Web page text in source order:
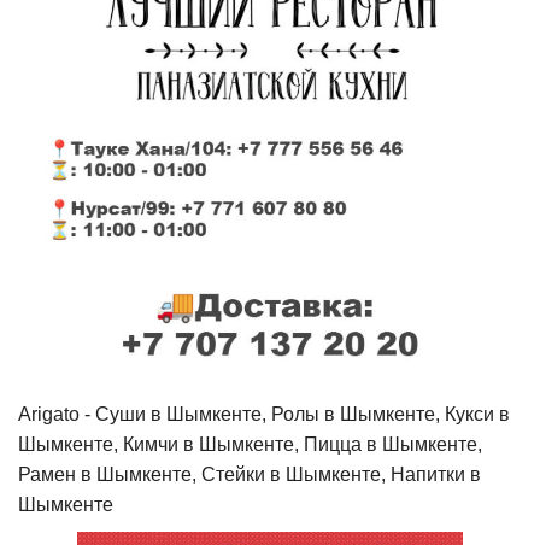
Arigato - Cуши в Шымкенте, Ролы в Шымкенте, Кукси в
Шымкенте, Кимчи в Шымкенте, Пицца в Шымкенте,
Рамен в Шымкенте, Стейки в Шымкенте, Напитки в
Шымкенте